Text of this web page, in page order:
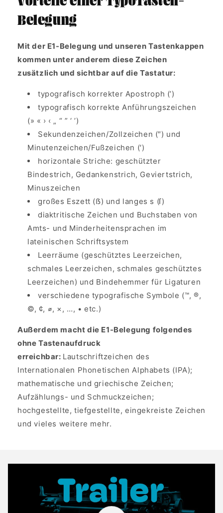
Belegung
Mit der E1-Belegung und unseren Tastenkappen
kommen unter anderem diese Zeichen
zusätzlich und sichtbar auf die Tastatur:
typografisch korrekter Apostroph (’)
typografisch korrekte Anführungszeichen
(» « › ‹ „ “ ” ‘ ’)
Sekundenzeichen/Zollzeichen (″) und
Minutenzeichen/Fußzeichen (′)
horizontale Striche: geschützter
Bindestrich, Gedankenstrich, Geviertstrich,
Minuszeichen
großes Eszett (ẞ) und langes s (ſ)
diaktritische Zeichen und Buchstaben von
Amts- und Minderheitensprachen im
lateinischen Schriftsystem
Leerräume (geschütztes Leerzeichen,
schmales Leerzeichen, schmales geschütztes
Leerzeichen) und Bindehemmer für Ligaturen
verschiedene typografische Symbole (™, ®,
©, ¢, ⌀, ×, …, • etc.)
Außerdem macht die E1-Belegung folgendes
ohne Tastenaufdruck
erreichbar: Lautschriftzeichen des
Internationalen Phonetischen Alphabets (IPA);
mathematische und griechische Zeichen;
Aufzählungs- und Schmuckzeichen;
hochgestellte, tiefgestellte, eingekreiste Zeichen
und vieles weitere mehr.